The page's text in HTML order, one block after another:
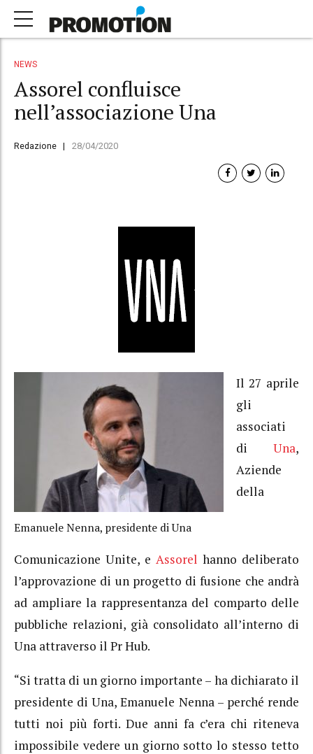
NEWS
Assorel confluisce
nell’associazione Una
Redazione 28/04/2020
Emanuele Nenna, presidente di Una
Il 27 aprile
gli
associati
di Una,
Aziende
della
Comunicazione Unite, e Assorel hanno deliberato
l’approvazione di un progetto di fusione che andrà
ad ampliare la rappresentanza del comparto delle
pubbliche relazioni, già consolidato all’interno di
Una attraverso il Pr Hub.
“Si tratta di un giorno importante – ha dichiarato il
presidente di Una, Emanuele Nenna – perché rende
tutti noi più forti. Due anni fa c’era chi riteneva
impossibile vedere un giorno sotto lo stesso tetto